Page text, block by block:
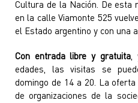
Cultura de la Nación. De esta
en la calle Viamonte 525
el Estado argentino y con una
Con entrada libre y gratuita,
edades, las visitas se
domingo de 14 a 20. La
de organizaciones de la